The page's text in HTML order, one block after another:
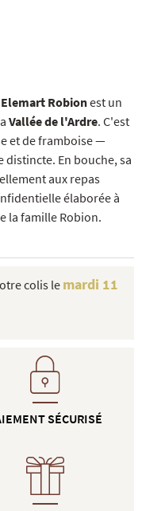
VENTES NOS
Elemart Robionest un
Vallée de l'Ardre. C'est
et de framboise —
En bouche, sa
aux repas
élaborée à
la famille Robion.
colis le mardi 11
SÉCURISÉ